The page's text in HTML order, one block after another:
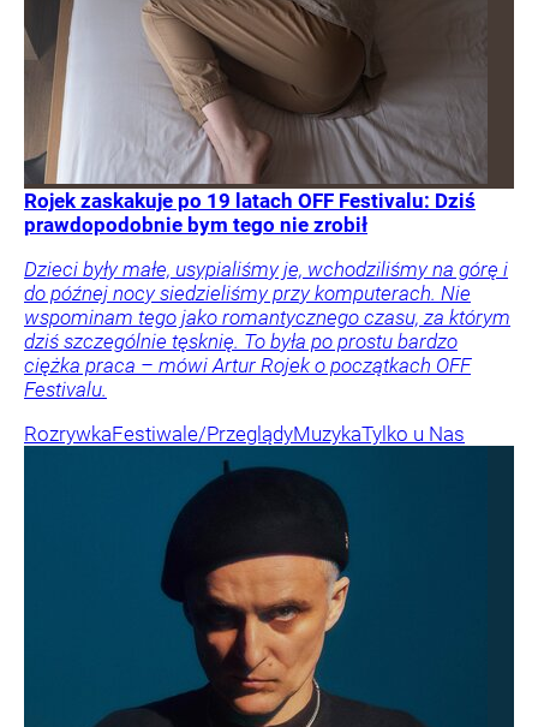
Rojek zaskakuje po 19 latach OFF Festivalu: Dziś
prawdopodobnie bym tego nie zrobił
Dzieci były małe, usypialiśmy je, wchodziliśmy na górę i
do późnej nocy siedzieliśmy przy komputerach. Nie
wspominam tego jako romantycznego czasu, za którym
dziś szczególnie tęsknię. To była po prostu bardzo
ciężka praca – mówi Artur Rojek o początkach OFF
Festivalu.
RozrywkaFestiwale/PrzeglądyMuzykaTylko u Nas